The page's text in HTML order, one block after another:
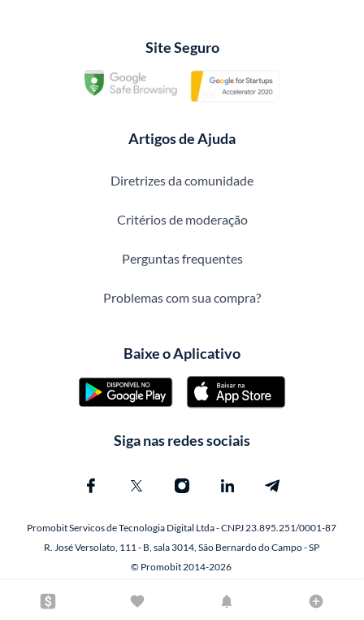
Site Seguro
Artigos de Ajuda
Diretrizes da comunidade
Critérios de moderação
Perguntas frequentes
Problemas com sua compra?
Baixe o Aplicativo
Siga nas redes sociais
Promobit Servicos de Tecnologia Digital Ltda - CNPJ 23.895.251/0001-87
R. José Versolato, 111 - B, sala 3014, São Bernardo do Campo - SP
© Promobit 2014-2026